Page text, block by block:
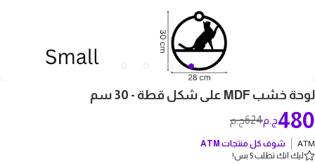
لوحة خشب MDF على شكل قطة - 30 سم
624ج.م 480ج.م
ATM شوف كل منتجات ATM
ليك انك تطلب 5 بس!